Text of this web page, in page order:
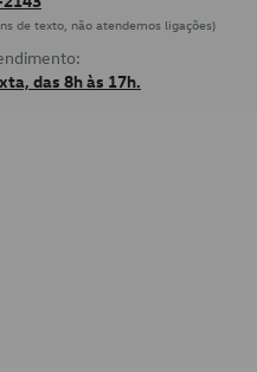
de texto, não atendemos ligações)
das 8h às 17h.